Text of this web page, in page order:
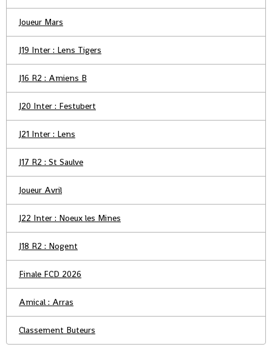
Joueur Mars
J19 Inter : Lens Tigers
J16 R2 : Amiens B
J20 Inter : Festubert
J21 Inter : Lens
J17 R2 : St Saulve
Joueur Avril
J22 Inter : Noeux les Mines
J18 R2 : Nogent
Finale FCD 2026
Amical : Arras
Classement Buteurs